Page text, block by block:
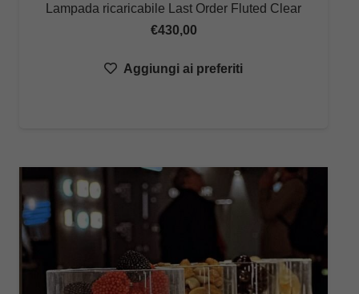
Lampada ricaricabile Last Order Fluted Clear
€430,00
Aggiungi ai preferiti